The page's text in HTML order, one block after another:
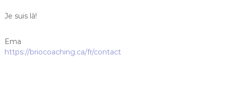
Je suis là!
Ema
https://briocoaching.ca/fr/contact